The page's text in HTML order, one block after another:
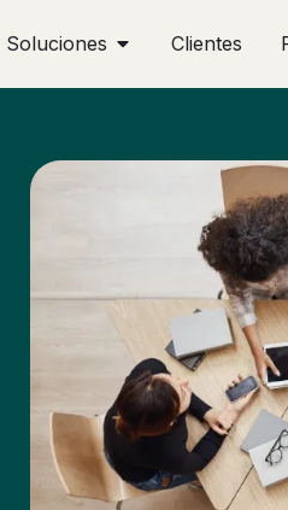
Soluciones Clientes